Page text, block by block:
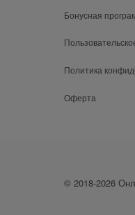
Бонусная
Политика
Оферта
© 2018-2026